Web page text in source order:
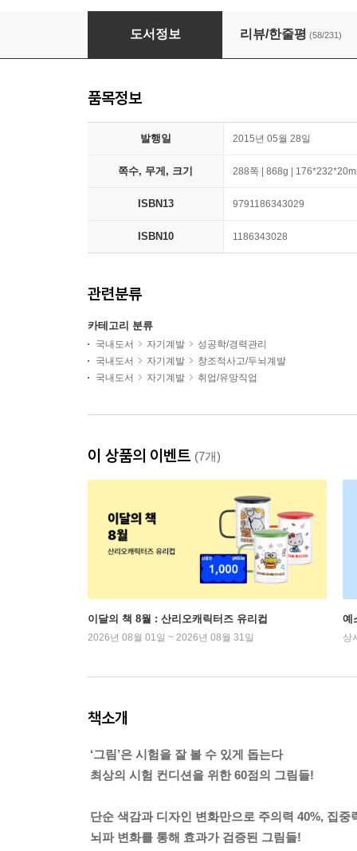
그림의 힘 2
도서정보 리뷰/한줄평 (58/231)
품목정보
발행일 2015년 05월 28일
쪽수, 무게, 크기 288쪽 | 868g |
ISBN13 9791186343029
ISBN10 1186343028
관련분류
카테고리 분류
국내도서 자기계발
성공학/경력관리
국내도서
자기계발
창조적사고/두뇌계발
국내도서
자기계발 취업/유망직업
이 상품의 이벤트 (7개)
이달의 책 8월 : 산리오캐릭터즈 유리컵
2026년 08월 01일 ~ 2026년 08월 31일
예
상
책소개
‘그림’은 시험을 잘 볼 수 있게 돕는다
최상의 시험 컨디션을 위한 60점의 그림들!
단순 색감과 디자인 변화만으로 주의력 40%, 집중
뇌파 변화를 통해 효과가 검증된 그림들!